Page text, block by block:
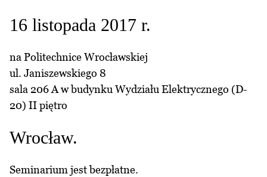
16 listopada 2017 r.
na Politechnice Wrocławskiej
ul. Janiszewskiego 8
sala 206 A w budynku Wydziału Elektrycznego (D-
20) II piętro
Wrocław.
Seminarium jest bezpłatne.